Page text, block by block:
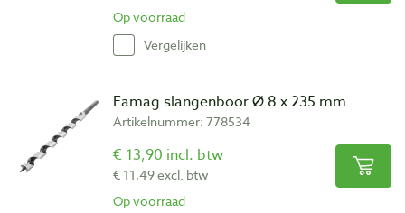
Op voorraad
Vergelijken
Famag slangenboor Ø 8 x 235 mm
Artikelnummer: 778534
€ 13,90 incl. btw
€ 11,49 excl. btw
Op voorraad